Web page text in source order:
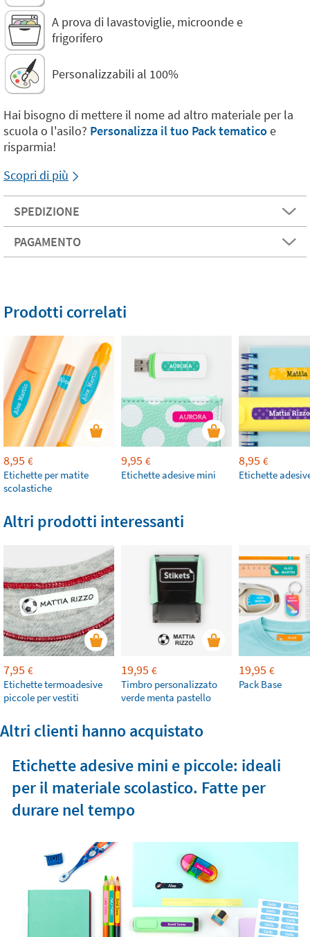
A prova di lavastoviglie, microonde e
frigorifero
Personalizzabili al 100%
Hai bisogno di mettere il nome ad altro materiale per la
scuola o l'asilo? Personalizza il tuo Pack tematicoe
risparmia!
Scopri di più
SPEDIZIONE
PAGAMENTO
Prodotti correlati
8,95 €
Etichette per matite
scolastiche
9,95 €
Etichette adesive mini
8,95 €
Etichette
Altri prodotti interessanti
7,95 €
Etichette termoadesive
piccole per vestiti
19,95 €
Timbro personalizzato
verde menta pastello
19,95 €
Pack Base
Altri clienti hanno acquistato
Etichette adesive mini e piccole: ideali
per il materiale scolastico. Fatte per
durare nel tempo